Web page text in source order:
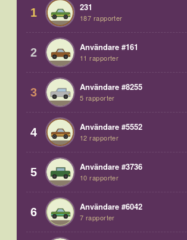
1 231
187 rapporter
2 Användare #161
11 rapporter
3 Användare #8255
5 rapporter
4 Användare #5552
12 rapporter
5 Användare #3736
10 rapporter
6 Användare #6042
7 rapporter